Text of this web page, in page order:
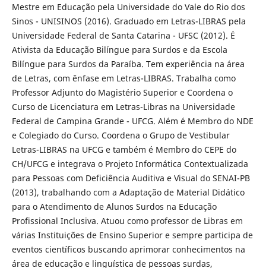
Mestre em Educação pela Universidade do Vale do Rio dos
Sinos - UNISINOS (2016). Graduado em Letras-LIBRAS pela
Universidade Federal de Santa Catarina - UFSC (2012). É
Ativista da Educação Bilíngue para Surdos e da Escola
Bilíngue para Surdos da Paraíba. Tem experiência na área
de Letras, com ênfase em Letras-LIBRAS. Trabalha como
Professor Adjunto do Magistério Superior e Coordena o
Curso de Licenciatura em Letras-Libras na Universidade
Federal de Campina Grande - UFCG. Além é Membro do NDE
e Colegiado do Curso. Coordena o Grupo de Vestibular
Letras-LIBRAS na UFCG e também é Membro do CEPE do
CH/UFCG e integrava o Projeto Informática Contextualizada
para Pessoas com Deficiência Auditiva e Visual do SENAI-PB
(2013), trabalhando com a Adaptação de Material Didático
para o Atendimento de Alunos Surdos na Educação
Profissional Inclusiva. Atuou como professor de Libras em
várias Instituições de Ensino Superior e sempre participa de
eventos científicos buscando aprimorar conhecimentos na
área de educação e linguística de pessoas surdas,